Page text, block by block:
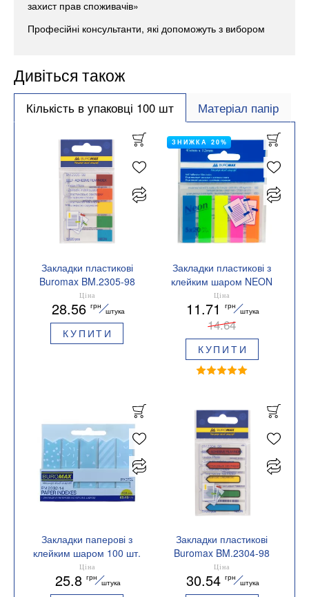
захист прав споживачів»
Професійні консультанти, які допоможуть з вибором
Дивіться також
Кількість в упаковці 100 шт Матеріал папір
Закладки пластикові
Buromax BM.2305-98
Ціна
28.56 грн
штука
КУПИТИ
Закладки пластикові з
клейким шаром NEON
45x12 мм асорті
Buromax BM.2301-98
Ціна
11.71 грн
штука
14.64
КУПИТИ
ЗНИЖКА 20%
Закладки паперові з
клейким шаром 100 шт.
PASTEL 65x18 мм
BUROMAX BM.2332
Ціна
25.8 грн
штука
Закладки пластикові
Buromax BM.2304-98
Ціна
30.54 грн
штука